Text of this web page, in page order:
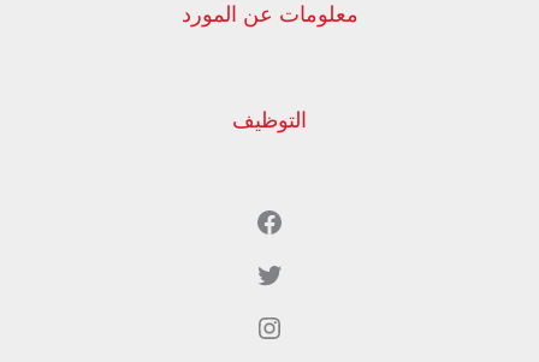
معلومات عن المورد
التوظيف